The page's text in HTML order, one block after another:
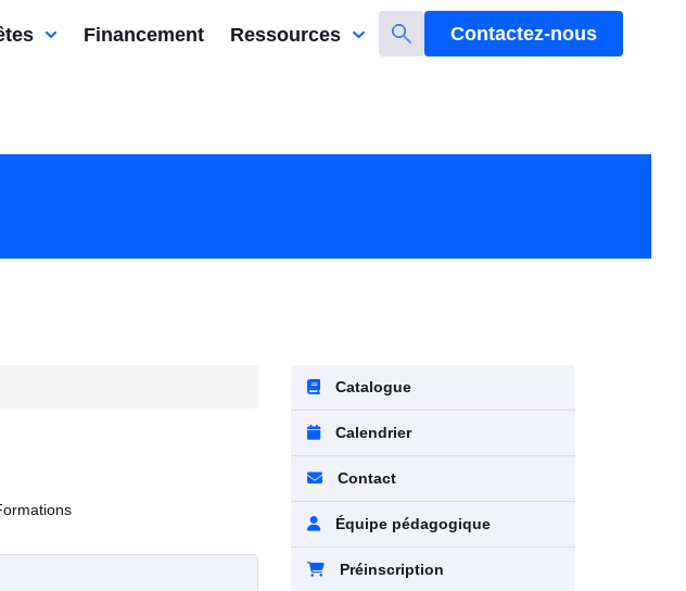
Financement Ressources Contactez-nous
Catalogue
Calendrier
Contact
Équipe pédagogique
Préinscription